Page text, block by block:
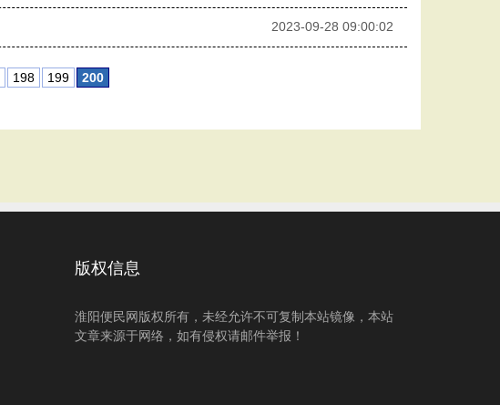
2023-09-28 09:00:02
198 199 200
版权信息
淮阳便民网版权所有，未经允许不可复制本站镜像，本站
文章来源于网络，如有侵权请邮件举报！